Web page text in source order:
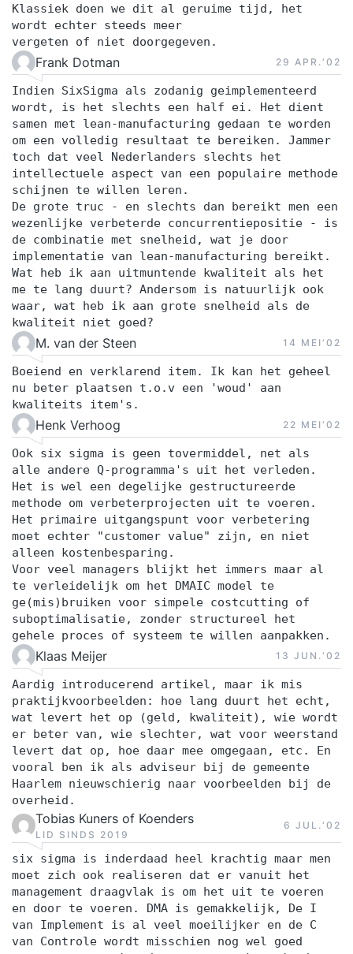
Klassiek doen we dit al geruime tijd, het
wordt echter steeds meer
vergeten of niet doorgegeven.
Frank Dotman 29 APR.‘02
Indien SixSigma als zodanig geimplementeerd
wordt, is het slechts een half ei. Het dient
samen met lean-manufacturing gedaan te worden
om een volledig resultaat te bereiken. Jammer
toch dat veel Nederlanders slechts het
intellectuele aspect van een populaire methode
schijnen te willen leren.
De grote truc - en slechts dan bereikt men een
wezenlijke verbeterde concurrentiepositie - is
de combinatie met snelheid, wat je door
implementatie van lean-manufacturing bereikt.
Wat heb ik aan uitmuntende kwaliteit als het
me te lang duurt? Andersom is natuurlijk ook
waar, wat heb ik aan grote snelheid als de
kwaliteit niet goed?
M. van der Steen 14 MEI‘02
Boeiend en verklarend item. Ik kan het geheel
nu beter plaatsen t.o.v een 'woud' aan
kwaliteits item's.
Henk Verhoog 22 MEI‘02
Ook six sigma is geen tovermiddel, net als
alle andere Q-programma's uit het verleden.
Het is wel een degelijke gestructureerde
methode om verbeterprojecten uit te voeren.
Het primaire uitgangspunt voor verbetering
moet echter "customer value" zijn, en niet
alleen kostenbesparing.
Voor veel managers blijkt het immers maar al
te verleidelijk om het DMAIC model te
ge(mis)bruiken voor simpele costcutting of
suboptimalisatie, zonder structureel het
gehele proces of systeem te willen aanpakken.
Klaas Meijer 13 JUN.‘02
Aardig introducerend artikel, maar ik mis
praktijkvoorbeelden: hoe lang duurt het echt,
wat levert het op (geld, kwaliteit), wie wordt
er beter van, wie slechter, wat voor weerstand
levert dat op, hoe daar mee omgegaan, etc. En
vooral ben ik als adviseur bij de gemeente
Haarlem nieuwschierig naar voorbeelden bij de
overheid.
Tobias Kuners of Koenders
LID SINDS 2019
6 JUL.‘02
six sigma is inderdaad heel krachtig maar men
moet zich ook realiseren dat er vanuit het
management draagvlak is om het uit te voeren
en door te voeren. DMA is gemakkelijk, De I
van Implement is al veel moeilijker en de C
van Controle wordt misschien nog wel goed